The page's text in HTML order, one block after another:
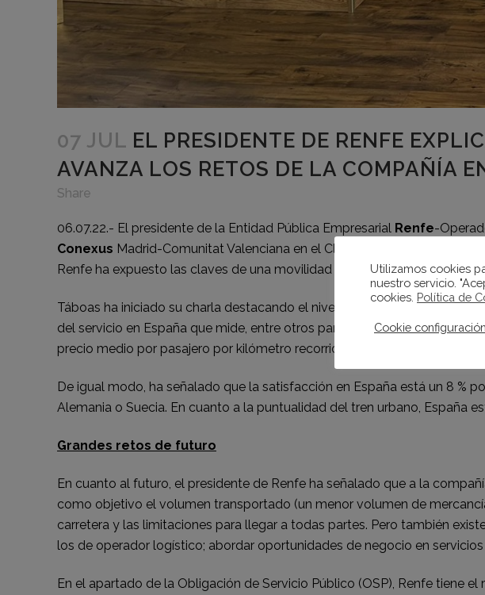
07 JUL EL PRESIDENTE DE RENFE
AVANZA LOS RETOS DE LA COMPAÑÍA
Share
06.07.22.- El presidente de la Entidad Pública Empresarial Renfe-
Conexus Madrid-Comunitat Valenciana en el Club Financiero Génova
Renfe ha expuesto las claves de una movilidad sostenible.
Táboas ha iniciado su charla destacando el nivel de los servicios de
del servicio en España que mide, entre otros parámetros, la
precio medio por pasajero por kilómetro recorrido está en un 37 % por
De igual modo, ha señalado que la satisfacción en España está un 8 %
Alemania o Suecia. En cuanto a la puntualidad del tren urbano, España
Grandes retos de futuro
En cuanto al futuro, el presidente de Renfe ha señalado que a la
como objetivo el volumen transportado (un menor volumen de
carretera y las limitaciones para llegar a todas partes. Pero también
los de operador logístico; abordar oportunidades de negocio en
En el apartado de la Obligación de Servicio Público (OSP), Renfe tiene
Utilizamos cookies
nuestro servicio.
cookies. Política de
Cookie configuración